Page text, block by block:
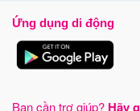
Ứng dụng di động
Bạn cần trợ giúp? Hãy